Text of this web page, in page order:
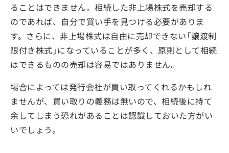
ることはできません。相続した非上場株式を売却する
のであれば、自分で買い手を見つける必要がありま
す。さらに、非上場株式は自由に売却できない「譲渡制
限付き株式」になっていることが多く、原則として相続
はできるものの売却は容易ではありません。
場合によっては発行会社が買い取ってくれるかもしれ
ませんが、買い取りの義務は無いので、相続後に持て
余してしまう恐れがあることは認識しておいた方がい
いでしょう。